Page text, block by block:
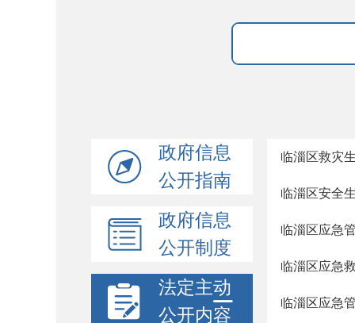
政府信息
公开指南
政府信息
公开制度
法定主动
公开内容
临淄区救灾
临淄区安全
临淄区应急
临淄区应急
临淄区应急